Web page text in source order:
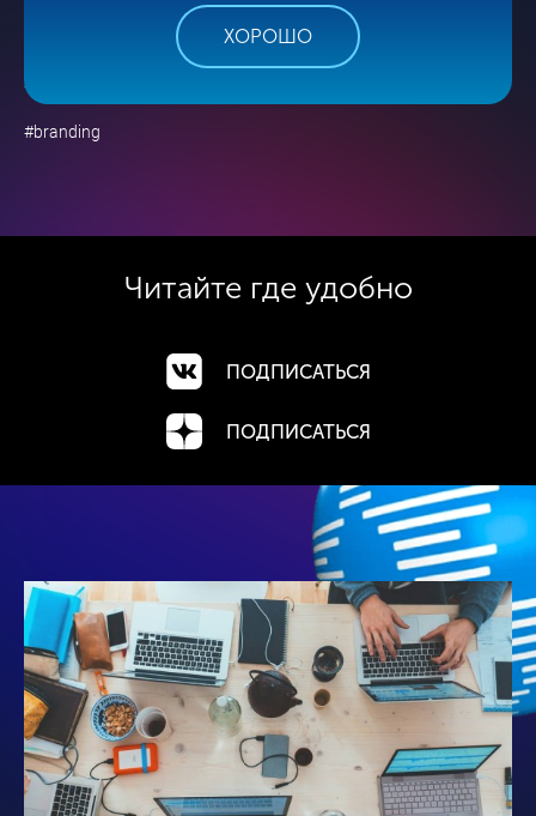
ЭФФЕКТИВНЫЕ СТРАТЕГИИ БРЕНДИНГА: ОТ ИДЕИ
ДО РЕАЛИЗАЦИИ — СОЗДАЕМ БРЕНД, КОТОРЫЙ
ЗАПОМНИТСЯ НАВСЕГДА
#branding
Читайте гдеудобно
ПОДПИСАТЬСЯ
ПОДПИСАТЬСЯ
ХОРОШО